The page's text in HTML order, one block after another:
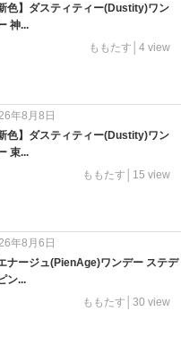
新色】ダスティティー(Dustity)ワン
神...
ももたす│4 view
年8月8日
新色】ダスティティー(Dustity)ワン
束...
ももたす│15 view
年8月6日
ナージュ(PienAge)ワンデー ステデ
ン...
ももたす│30 view